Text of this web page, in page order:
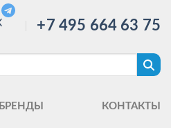
+7 495 664 63 75
БРЕНДЫ КОНТАКТЫ